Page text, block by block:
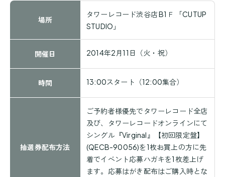
場所
タワーレコード渋谷店 B1Ｆ 「CUTUP
STUDIO」
開催日 2014年2月11日（火・祝）
時間 13:00スタート（12:00集合）
抽選券配布方法
ご予約者様優先でタワーレコード全店
及び、
タワーレコードオンラインにて
シングル『Virginal』【初回限定盤】
(QECB-90056)を1枚お買上の方に先
着でイベント応募ハガキを1枚差上げ
ます。応募はがき配布はご購入時とな